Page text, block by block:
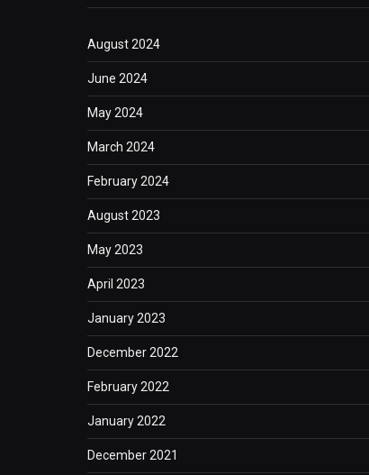
August 2024
June 2024
May 2024
March 2024
February 2024
August 2023
May 2023
April 2023
January 2023
December 2022
February 2022
January 2022
December 2021